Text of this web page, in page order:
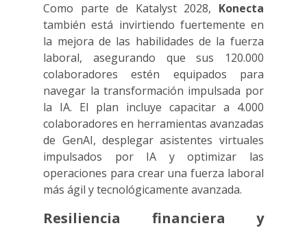
Como parte de Katalyst 2028, Konecta
también está invirtiendo fuertemente en
la mejora de las habilidades de la fuerza
laboral, asegurando que sus 120.000
colaboradores estén equipados para
navegar la transformación impulsada por
la IA. El plan incluye capacitar a 4.000
colaboradores en herramientas avanzadas
de GenAI, desplegar asistentes virtuales
impulsados por IA y optimizar las
operaciones para crear una fuerza laboral
más ágil y tecnológicamente avanzada.
Resiliencia financiera y